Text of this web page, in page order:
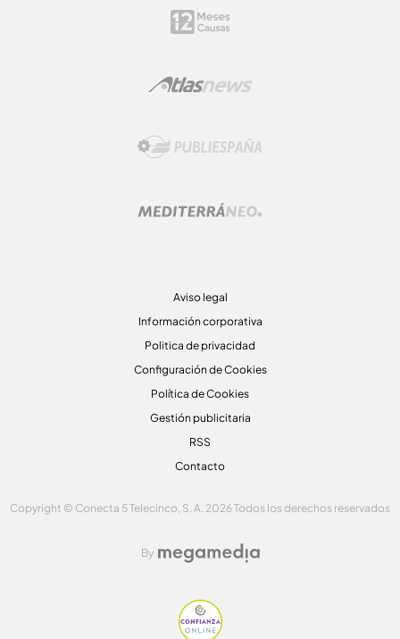
Aviso legal
Información corporativa
Politica de privacidad
Configuración de Cookies
Política de Cookies
Gestión publicitaria
RSS
Contacto
Copyright © Conecta 5 Telecinco, S. A. 2026 Todos los derechos reservados
By